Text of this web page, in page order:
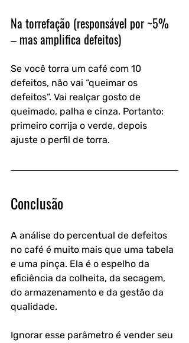
Na torrefação (responsável por ~5%
– mas amplifica defeitos)
Se você torra um café com 10
defeitos, não vai “queimar os
defeitos”. Vai realçar gosto de
queimado, palha e cinza. Portanto:
primeiro corrija o verde, depois
ajuste o perfil de torra.
Conclusão
A análise do percentual de defeitos
no café é muito mais que uma tabela
e uma pinça. Ela é o espelho da
eficiência da colheita, da secagem,
do armazenamento e da gestão da
qualidade.
Ignorar esse parâmetro é vender seu